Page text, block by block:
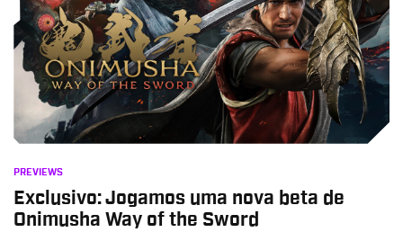
PREVIEWS
Exclusivo: Jogamos uma nova beta de
Onimusha Way of the Sword